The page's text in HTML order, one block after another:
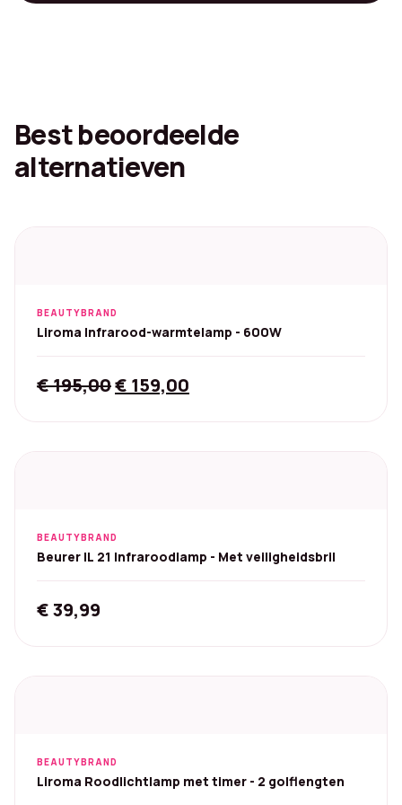
Best beoordeelde
alternatieven
BEAUTYBRAND
Liroma Infrarood-warmtelamp - 600W
€195,00Original
€ 159,00
BEAUTYBRAND
Beurer IL 21 Infraroodlamp - Met veiligheidsbril
€39,99
BEAUTYBRAND
Liroma Roodlichtlamp met timer - 2 golflengten